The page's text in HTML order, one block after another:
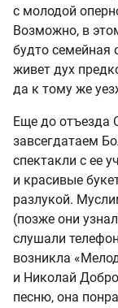
с молодой
Возможно, в
будто семейная
живет дух
да к тому же
Еще до отъезда
завсегдатаем
спектакли с ее
и красивые
разлукой.
(позже они
слушали
возникла
и Николай
песню, она